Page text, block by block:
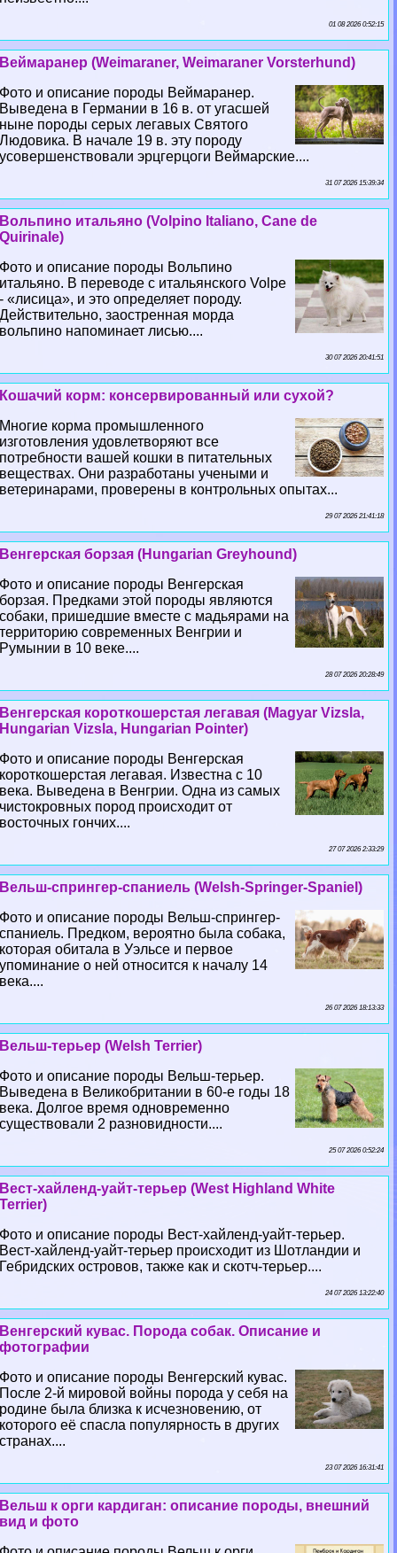
01 08 2026 0:52:15
Веймаранер (Weimaraner, Weimaraner Vorsterhund)
Фото и описание породы Веймаранер.
Выведена в Германии в 16 в. от угасшей
ныне породы серых легавых Святого
Людовика. В начале 19 в. эту породу
усовершенствовали эрцгерцоги Веймарские....
31 07 2026 15:39:34
Вольпино итальяно (Volpino Italiano, Cane de
Quirinale)
Фото и описание породы Вольпино
итальяно. В переводе с итальянского Volpe
- «лисица», и это определяет породу.
Действительно, заостренная морда
вольпино напоминает лисью....
30 07 2026 20:41:51
Кошачий корм: консервированный или сухой?
Многие корма промышленного
изготовления удовлетворяют все
потребности вашей кошки в питательных
веществах. Они разработаны учеными и
ветеринарами, проверены в контрольных опытах...
29 07 2026 21:41:18
Венгерская борзая (Hungarian Greyhound)
Фото и описание породы Венгерская
борзая. Предками этой породы являются
собаки, пришедшие вместе с мадьярами на
территорию современных Венгрии и
Румынии в 10 веке....
28 07 2026 20:28:49
Венгерская короткошерстая легавая (Magyar Vizsla,
Hungarian Vizsla, Hungarian Pointer)
Фото и описание породы Венгерская
короткошерстая легавая. Известна с 10
века. Выведена в Венгрии. Одна из самых
чистокровных пород происходит от
восточных гончих....
27 07 2026 2:33:29
Вельш-спрингер-спаниель (Welsh-Springer-Spaniel)
Фото и описание породы Вельш-спрингер-
спаниель. Предком, вероятно была собака,
которая обитала в Уэльсе и первое
упоминание о ней относится к началу 14
века....
26 07 2026 18:13:33
Вельш-терьер (Welsh Terrier)
Фото и описание породы Вельш-терьер.
Выведена в Великобритании в 60-е годы 18
века. Долгое время одновременно
существовали 2 разновидности....
25 07 2026 0:52:24
Вест-хайленд-уайт-терьер (West Highland White
Terrier)
Фото и описание породы Вест-хайленд-уайт-терьер.
Вест-хайленд-уайт-терьер происходит из Шотландии и
Гебридских островов, также как и скотч-терьер....
24 07 2026 13:22:40
Венгерский кувас. Порода собак. Описание и
фотографии
Фото и описание породы Венгерский кувас.
После 2-й мировой войны порода у себя на
родине была близка к исчезновению, от
которого её спасла популярность в других
странах....
23 07 2026 16:31:41
Вельш к opги кардиган: описание породы, внешний
вид и фото